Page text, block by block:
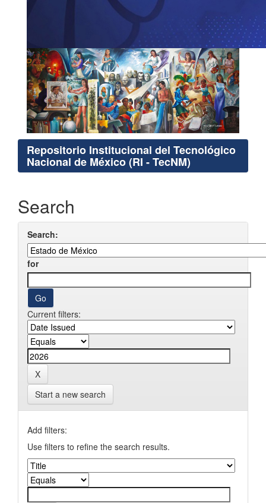
Repositorio Institucional del Tecnológico
Nacional de México (RI - TecNM)
Search
Search:
for
Current filters:
Start a new search
Add filters:
Use filters to refine the search results.